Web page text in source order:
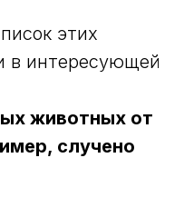
этих
в интересующей
животных от
случено